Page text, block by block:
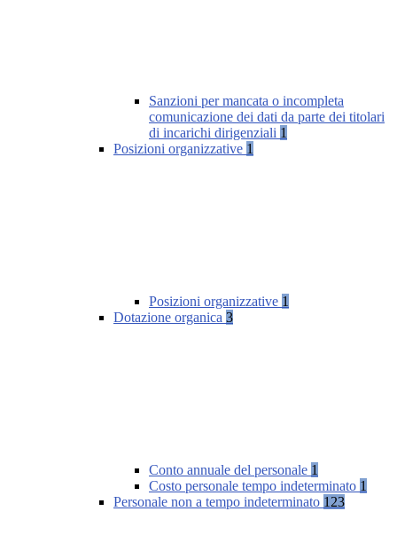
Sanzioni per mancata o incompleta
comunicazione dei dati da parte dei titolari
di incarichi dirigenziali 1
Posizioni organizzative 1
Posizioni organizzative 1
Dotazione organica 3
Conto annuale del personale 1
Costo personale tempo indeterminato 1
Personale non a tempo indeterminato 123